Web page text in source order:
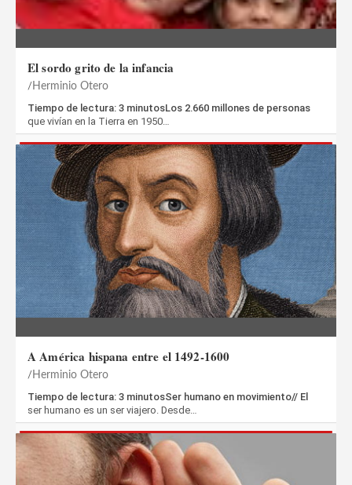
El sordo grito de la infancia
Herminio Otero
Tiempo de lectura: 3 minutosLos 2.660 millones de personas
que vivían en la Tierra en 1950…
A América hispana entre el 1492-1600
Herminio Otero
Tiempo de lectura: 3 minutosSer humano en movimiento// El
ser humano es un ser viajero. Desde…